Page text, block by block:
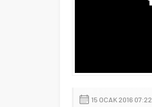
15 OCAK 2016 07:22